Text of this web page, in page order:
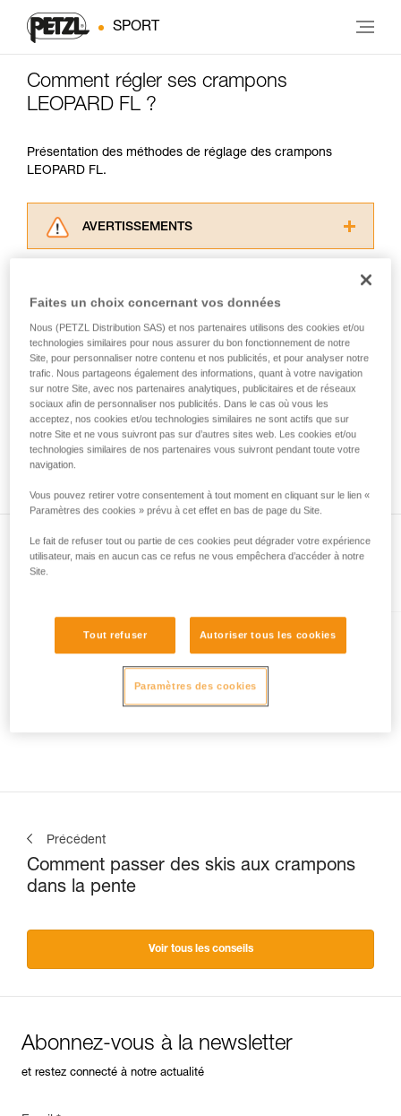
SPORT
Comment régler ses crampons
LEOPARD FL ?
Présentation des méthodes de réglage des crampons
LEOPARD FL.
AVERTISSEMENTS
consulter. Vous devez avoir compris les
pouvoir comprendre ce complément
d’informations.
Maîtriser ces techniques nécessite une
formation et un entraînement spécifique. Validez
avec un professionnel votre capacité à refaire
la manipulation, seul, en toute sécurité, avant
de la reproduire en autonomie.
Nous donnons des exemples de techniques
que nous ne décrivons pas ici.
LEOPARD
Crampons ultra légers pour le
ski de randonnée et les
approches sur neige
Précédent
Comment passer des skis aux crampons
dans la pente
Voir tous les conseils
Abonnez-vous à la newsletter
et restez connecté à notre actualité
Faites un choix concernant vos données
Nous (PETZL Distribution SAS) et nos partenaires utilisons des cookies et/ou
technologies similaires pour nous assurer du bon fonctionnement de notre
Site, pour personnaliser notre contenu et nos publicités, et pour analyser notre
trafic. Nous partageons également des informations, quant à votre navigation
sur notre Site, avec nos partenaires analytiques, publicitaires et de réseaux
sociaux afin de personnaliser nos publicités. Dans le cas où vous les
acceptez, nos cookies et/ou technologies similaires ne sont actifs que sur
notre Site et ne vous suivront pas sur d’autres sites web. Les cookies et/ou
technologies similaires de nos partenaires vous suivront pendant toute votre
navigation.
Vous pouvez retirer votre consentement à tout moment en cliquant sur le lien «
Paramètres des cookies » prévu à cet effet en bas de page du Site.
Le fait de refuser tout ou partie de ces cookies peut dégrader votre expérience
utilisateur, mais en aucun cas ce refus ne vous empêchera d’accéder à notre
Site.
Tout refuser Autoriser tous les cookies
Paramètres des cookies